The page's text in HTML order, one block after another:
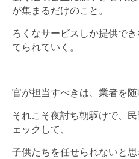
が集まるだけのこと。
ろくなサービスしか提供で
てられていく。
官が担当すべきは、業者を随
それこそ夜討ち朝駆けで、
ェックして、
子供たちを任せられないと